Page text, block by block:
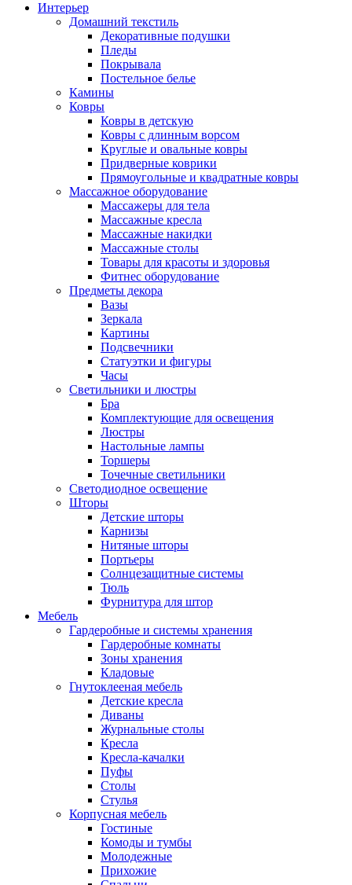
Интерьер
Домашний текстиль
Декоративные подушки
Пледы
Покрывала
Постельное белье
Камины
Ковры
Ковры в детскую
Ковры с длинным ворсом
Круглые и овальные ковры
Придверные коврики
Прямоугольные и квадратные ковры
Массажное оборудование
Массажеры для тела
Массажные кресла
Массажные накидки
Массажные столы
Товары для красоты и здоровья
Фитнес оборудование
Предметы декора
Вазы
Зеркала
Картины
Подсвечники
Статуэтки и фигуры
Часы
Светильники и люстры
Бра
Комплектующие для освещения
Люстры
Настольные лампы
Торшеры
Точечные светильники
Светодиодное освещение
Шторы
Детские шторы
Карнизы
Нитяные шторы
Портьеры
Солнцезащитные системы
Тюль
Фурнитура для штор
Мебель
Гардеробные и системы хранения
Гардеробные комнаты
Зоны хранения
Кладовые
Гнутоклееная мебель
Детские кресла
Диваны
Журнальные столы
Кресла
Кресла-качалки
Пуфы
Столы
Стулья
Корпусная мебель
Гостиные
Комоды и тумбы
Молодежные
Прихожие